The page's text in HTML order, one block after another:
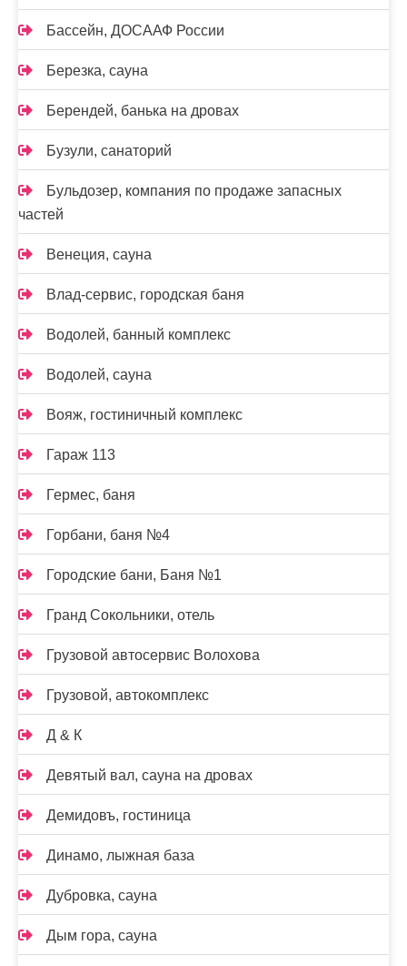
Бассейн, ДОСААФ России
Березка, сауна
Берендей, банька на дровах
Бузули, санаторий
Бульдозер, компания по продаже запасных
частей
Венеция, сауна
Влад-сервис, городская баня
Водолей, банный комплекс
Водолей, сауна
Вояж, гостиничный комплекс
Гараж 113
Гермес, баня
Горбани, баня №4
Городские бани, Баня №1
Гранд Сокольники, отель
Грузовой автосервис Волохова
Грузовой, автокомплекс
Д & К
Девятый вал, сауна на дровах
Демидовъ, гостиница
Динамо, лыжная база
Дубровка, сауна
Дым гора, сауна